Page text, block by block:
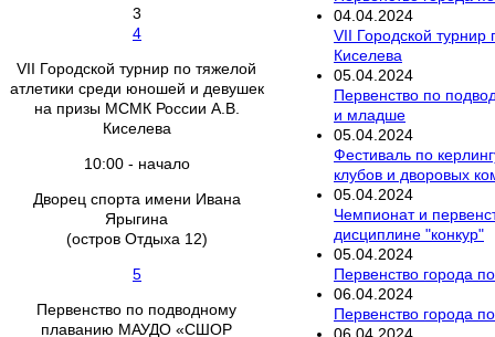
3
4
VII Городской турнир по тяжелой
атлетики среди юношей и девушек
на призы МСМК России А.В.
Киселева
10:00 - начало
Дворец спорта имени Ивана
Ярыгина
(остров Отдыха 12)
5
Первенство по подводному
плаванию МАУДО «СШОР
04 04 2024
VII Городской
Киселева
05 04 2024
Первенство по
и младше
05 04 2024
Фестиваль по
клубов и дворовых
05 04 2024
Чемпионат и
дисциплине "конкур"
05 04 2024
Первенство города
06 04 2024
Первенство города
06 04 2024